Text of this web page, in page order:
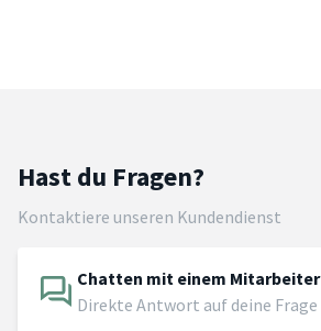
Hast du Fragen?
Kontaktiere unseren Kundendienst
Chatten mit einem Mitarbeiter
Direkte Antwort auf deine Frage